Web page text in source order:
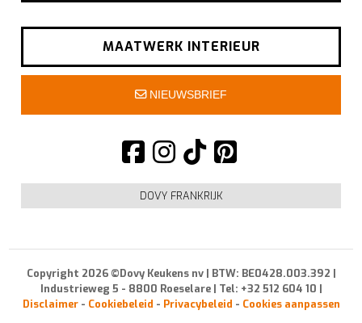
MAATWERK INTERIEUR
NIEUWSBRIEF
DOVY FRANKRIJK
Copyright 2026 ©Dovy Keukens nv | BTW: BE0428.003.392 |
Industrieweg 5 - 8800 Roeselare | Tel: +32 512 604 10 |
Disclaimer- Cookiebeleid - Privacybeleid - Cookies aanpassen